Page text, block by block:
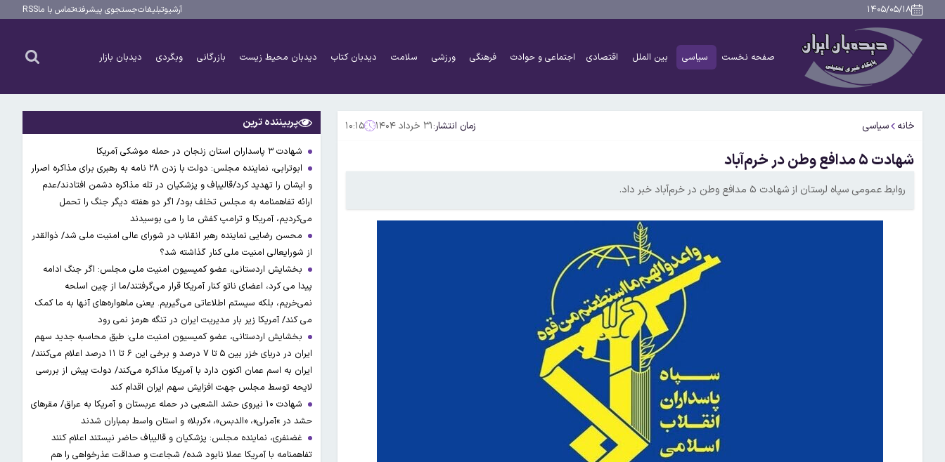
۱۴۰۵/۰۵/۱۸ آرشیوتبلیغاتجستجوی پیشرفتهتماس با ماRSS
صفحه نخست سیاسی بین الملل اقتصادی اجتماعی و حوادث فرهنگی ورزشی سلامت دیدبان کتاب دیدبان محیط زیست بازرگانی وبگردی دیدبان بازار
خانه سیاسی زمان انتشار:۳۱ خرداد ۱۴۰۴ ۱۰:۱۵
شهادت ۵ مدافع وطن در خرم‌آباد
روابط عمومی سپاه لرستان از شهادت ۵ مدافع وطن در خرم‌آباد خبر داد.
پربیننده ترین
شهادت ۳ ‌پاسداران استان زنجان در حمله موشکی آمریکا
ابوترابی، نماینده مجلس: دولت با زدن ۲۸ نامه به رهبری برای مذاکره اصرار
و ایشان را تهدید کرد/قالیباف و پزشکیان در تله مذاکره دشمن افتادند/عدم
ارائه تفاهمنامه به مجلس تخلف بود/ اگر دو هفته دیگر جنگ را تحمل
می‌کردیم، آمریکا و ترامپ کفش ما را می بوسیدند
محسن رضایی نماینده رهبر انقلاب در شورای عالی امنیت ملی شد/ ذوالقدر
از شورایعالی امنیت ملی کنار گذاشته شد؟
بخشایش اردستانی، عضو کمیسیون امنیت ملی مجلس: اگر جنگ ادامه
پیدا می کرد، اعضای ناتو کنار آمریکا قرار می‌گرفتند/ما از چین اسلحه
نمی‌خریم، بلکه سیستم اطلاعاتی می‌گیریم. یعنی ماهواره‌های آنها به ما کمک
می کند/ آمریکا زیر بار مدیریت ایران در تنگه هرمز نمی رود
بخشایش اردستانی، عضو کمیسیون امنیت ملی: طبق محاسبه جدید سهم
ایران در دریای خزر بین ۵ تا ۷ درصد و برخی این ۶ تا ۱۱ درصد اعلام می‌کنند/
ایران به اسم عمان اکنون دارد با آمریکا مذاکره می‌کند/ دولت پیش از بررسی
لایحه توسط مجلس جهت افزایش سهم ایران اقدام کند
شهادت ۱۰ نیروی حشد الشعبی در حمله عربستان و آمریکا به عراق/ مقرهای
حشد در »آمرلی»، «الدبس»، «کربلا« و استان واسط بمباران شدند
غضنفری، نماینده مجلس: پزشکیان و قالیباف حاضر نیستند اعلام کنند
تفاهمنامه با آمریکا عملا نابود شده/ شجاعت و صداقت عذرخواهی را هم